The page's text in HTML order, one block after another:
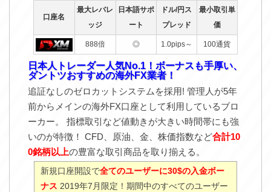
口座名
最大レバレ
ッジ
日本語サポ
ート
ドル/円ス
プレッド
最小取引単
価
888倍 ◎ 1.0pips～ 100通貨
日本人トレーダー人気No.1！ボーナスも手厚い、
ダントツおすすめの海外FX業者！
追証なしのゼロカットシステムを採用! 管理人が5年
前からメインの海外FX口座として利用しているブロ
ーカー。 指標取引など値動きが大きい時間帯にも強
いのが特徴！ CFD、原油、金、株価指数など合計10
0銘柄以上の豊富な取引商品を取り揃える。
新規口座開設で全てのユーザーに30$の入金ボー
ナス 2019年7月限定！期間中のすべてのユーザー